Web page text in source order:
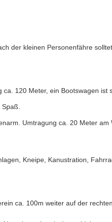
der kleinen Personenfähre
120 Meter, ein Bootswagen ist
Umtragung ca. 20 Meter am
Kneipe, Kanustration,
ca. 100m weiter auf der